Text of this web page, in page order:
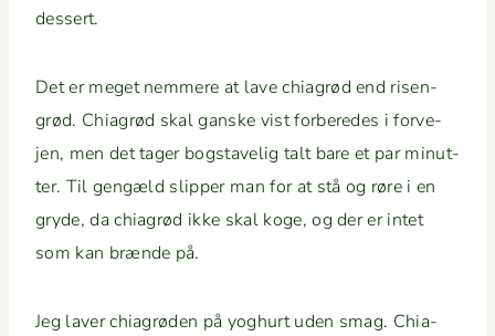
dessert.
Det er meget nem­mere at lave chi­a­grød end risen­
grød. Chi­a­grød skal ganske vist for­bere­des i forve­
jen, men det tager bogstavelig talt bare et par min­ut­
ter. Til gengæld slip­per man for at stå og røre i en
gryde, da chi­a­grød ikke skal koge, og der er intet
som kan brænde på.
Jeg laver chi­a­grø­den på yoghurt uden smag. Chi­a­